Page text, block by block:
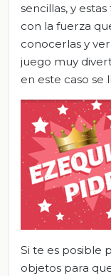
sencillas, y
con la fuerza
conocerlas y
juego muy
en este caso se
Si te es posible
objetos para